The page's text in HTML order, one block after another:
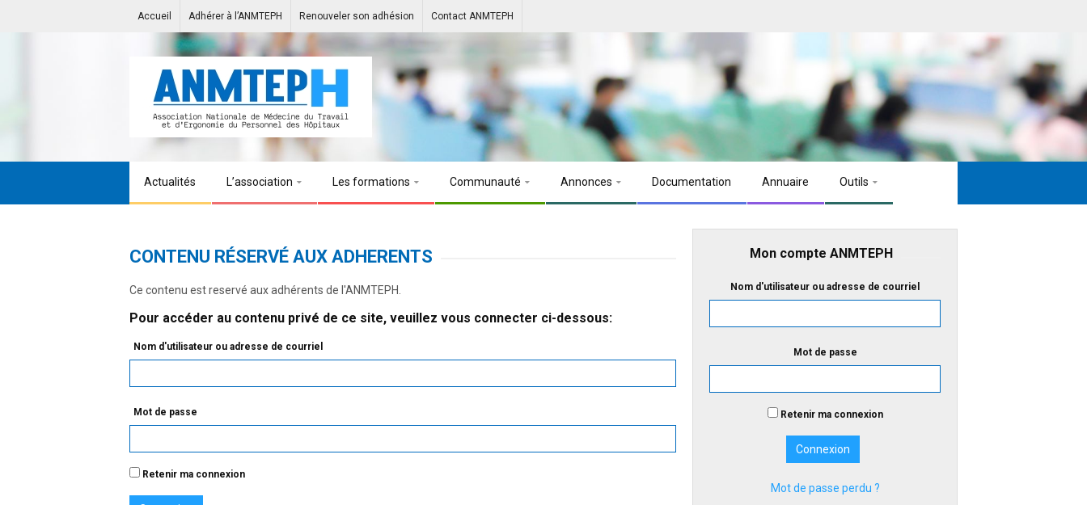
Accueil Adhérer à l’ANMTEPH Renouveler son adhésion Contact ANMTEPH
Actualités L’association Les formations Communauté Annonces Documentation Annuaire Outils
CONTENU RÉSERVÉ AUX ADHERENTS
Ce contenu est reservé aux adhérents de l'ANMTEPH.
Pour accéder au contenu privé de ce site, veuillez vous connecter ci-dessous:
Nom d'utilisateur ou adresse de courriel
Mot de passe
Retenir ma connexion
Mon compte ANMTEPH
Nom d'utilisateur ou adresse de courriel
Mot de passe
Retenir ma connexion
Mot de passe perdu ?